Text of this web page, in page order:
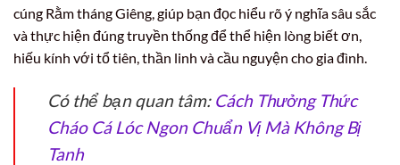
cúng Rằm tháng Giêng, giúp bạn đọc hiểu rõ ý nghĩa sâu sắc
và thực hiện đúng truyền thống để thể hiện lòng biết ơn,
hiếu kính với tổ tiên, thần linh và cầu nguyện cho gia đình.
Có thể bạn quan tâm: Cách Thưởng Thức
Cháo Cá Lóc Ngon Chuẩn Vị Mà Không Bị
Tanh